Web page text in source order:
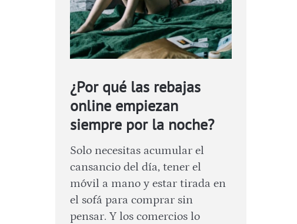
¿Por qué las rebajas
online empiezan
siempre por la noche?
Solo necesitas acumular el
cansancio del día, tener el
móvil a mano y estar tirada en
el sofá para comprar sin
pensar. Y los comercios lo